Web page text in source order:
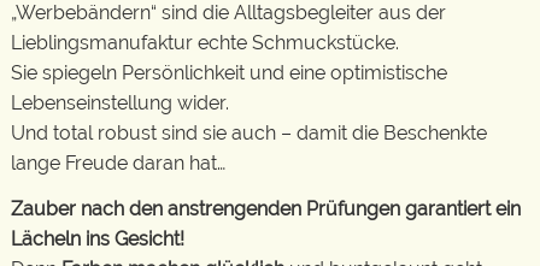
„Werbebändern“ sind die Alltagsbegleiter aus der
Lieblingsmanufaktur echte Schmuckstücke.
Sie spiegeln Persönlichkeit und eine optimistische
Lebenseinstellung wider.
Und total robust sind sie auch – damit die Beschenkte
lange Freude daran hat…
Zauber nach den anstrengenden Prüfungen garantiert ein
Lächeln ins Gesicht!